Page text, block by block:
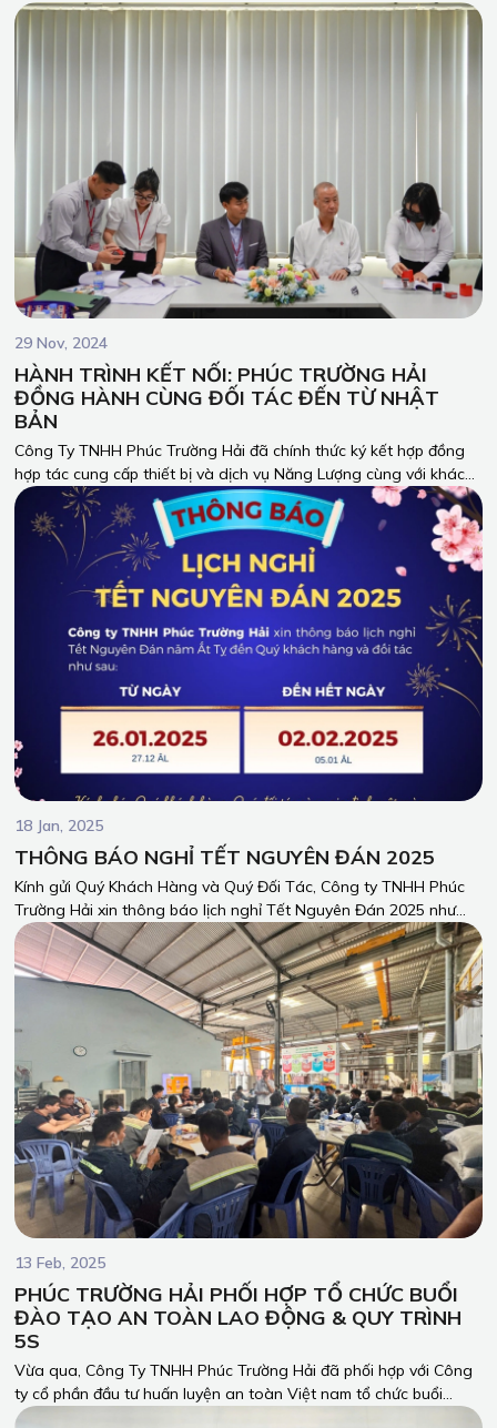
chung tay biến những ước mơ thành hiện thực.
29 Nov, 2024
HÀNH TRÌNH KẾT NỐI: PHÚC TRƯỜNG HẢI
ĐỒNG HÀNH CÙNG ĐỐI TÁC ĐẾN TỪ NHẬT
BẢN
Công Ty TNHH Phúc Trường Hải đã chính thức ký kết hợp đồng
hợp tác cung cấp thiết bị và dịch vụ Năng Lượng cùng với khách
hàng đến từ Nhật Bản. Sự kiện này đánh dấu một bước tiến mới
trong hành trình phát triển của chúng tôi, mở ra cơ hội kết nối
bền chặt giữa hai nền văn hóa.
18 Jan, 2025
THÔNG BÁO NGHỈ TẾT NGUYÊN ĐÁN 2025
Kính gửi Quý Khách Hàng và Quý Đối Tác, Công ty TNHH Phúc
Trường Hải xin thông báo lịch nghỉ Tết Nguyên Đán 2025 như
sau:
13 Feb, 2025
PHÚC TRƯỜNG HẢI PHỐI HỢP TỔ CHỨC BUỔI
ĐÀO TẠO AN TOÀN LAO ĐỘNG & QUY TRÌNH
5S
Vừa qua, Công Ty TNHH Phúc Trường Hải đã phối hợp với Công
ty cổ phần đầu tư huấn luyện an toàn Việt nam tổ chức buổi
huấn luyện an toàn lao động trong sản xuất, quy trình làm việc